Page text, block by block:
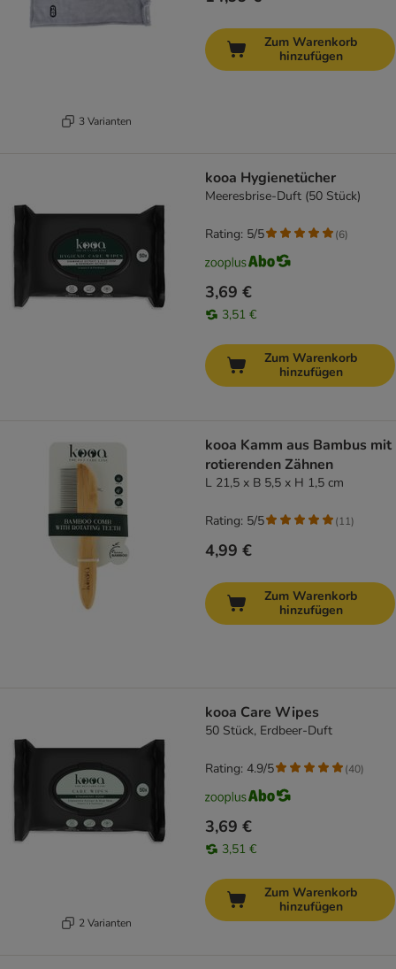
3 Varianten
Zum Warenkorb
hinzufügen
kooa Hygienetücher
Meeresbrise-Duft (50 Stück)
3,69 €
3,51 €
Rating: 5/5 (6)
Zum Warenkorb
hinzufügen
kooa Kamm aus Bambus mit
rotierenden Zähnen
L 21,5 x B 5,5 x H 1,5 cm
4,99 €
Rating: 5/5 (11)
Zum Warenkorb
hinzufügen
2 Varianten
kooa Care Wipes
50 Stück, Erdbeer-Duft
3,69 €
3,51 €
Rating: 4.9/5 (40)
Zum Warenkorb
hinzufügen